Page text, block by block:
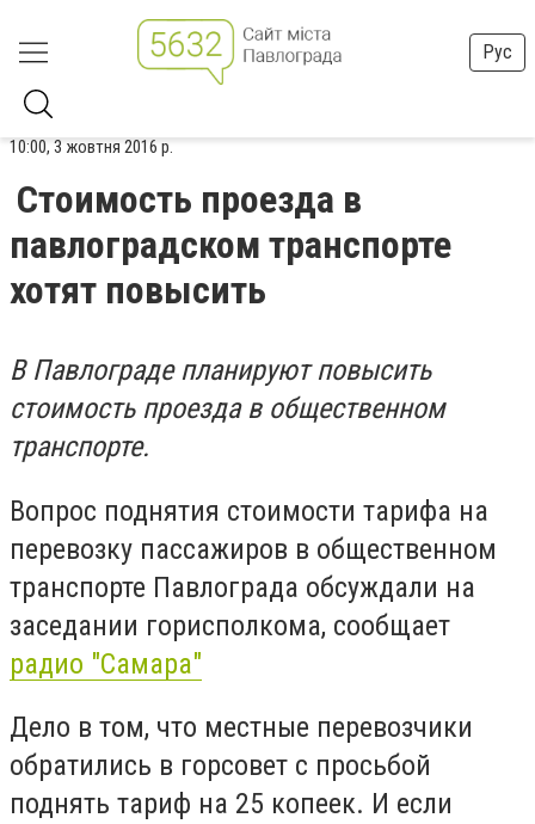
Рус
10:00, 3 жовтня 2016 р.
Стоимость проезда в
павлоградском транспорте
хотят повысить
В Павлограде планируют повысить
стоимость проезда в общественном
транспорте.
Вопрос поднятия стоимости тарифа на
перевозку пассажиров в общественном
транспорте Павлограда обсуждали на
заседании горисполкома, сообщает
радио "Самара"
Дело в том, что местные перевозчики
обратились в горсовет с просьбой
поднять тариф на 25 копеек. И если